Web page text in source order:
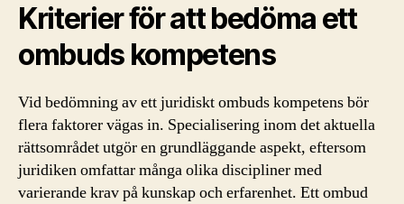
Kriterier för att bedöma ett
ombuds kompetens
Vid bedömning av ett juridiskt ombuds kompetens bör
flera faktorer vägas in. Specialisering inom det aktuella
rättsområdet utgör en grundläggande aspekt, eftersom
juridiken omfattar många olika discipliner med
varierande krav på kunskap och erfarenhet. Ett ombud